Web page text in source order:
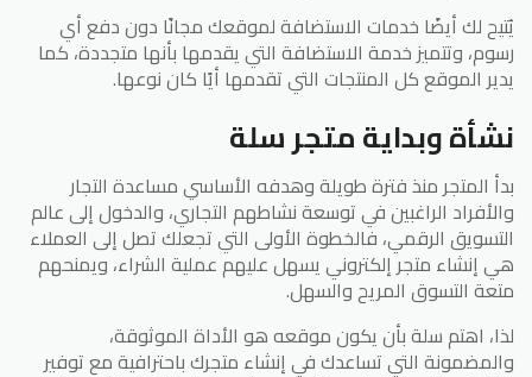
يُتيح لك أيضًا خدمات الاستضافة لموقعك مجانًا دون دفع أي
رسوم، وتتميز خدمة الاستضافة التي يقدمها بأنها متجددة، كما
يدير الموقع كل المنتجات التي تقدمها أيًا كان نوعها.
نشأة وبداية متجر سلة
بدأ المتجر منذ فترة طويلة وهدفه الأساسي مساعدة التجار
والأفراد الراغبين في توسعة نشاطهم التجاري، والدخول إلى عالم
التسويق الرقمي، فالخطوة الأولى التي تجعلك تصل إلى العملاء
هي إنشاء متجر إلكتروني يسهل عليهم عملية الشراء، ويمنحهم
متعة التسوق المريح والسهل.
لذا، اهتم سلة بأن يكون موقعه هو الأداة الموثوقة،
والمضمونة التي تساعدك في إنشاء متجرك باحترافية مع توفير